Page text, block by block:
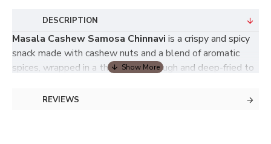
DESCRIPTION
Masala Cashew Samosa Chinnavi is a crispy and spicy
snack made with cashew nuts and a blend of aromatic
spices, wrapped in a thin layer of dough and deep-fried to
a flavorful filling of cashews and masala.
REVIEWS